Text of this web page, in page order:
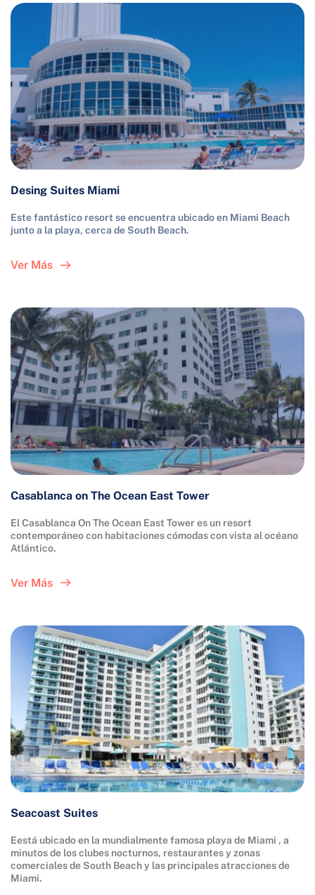
Desing Suites Miami
Este fantástico resort se encuentra ubicado en Miami Beach
junto a la playa, cerca de South Beach.
Ver Más
Casablanca on The Ocean East Tower
El Casablanca On The Ocean East Tower es un resort
contemporáneo con habitaciones cómodas con vista al océano
Atlántico.
Ver Más
Seacoast Suites
Eestá ubicado en la mundialmente famosa playa de Miami , a
minutos de los clubes nocturnos, restaurantes y zonas
comerciales de South Beach y las principales atracciones de
Miami.